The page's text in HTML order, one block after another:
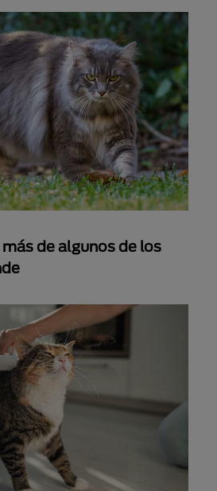
de algunos de los